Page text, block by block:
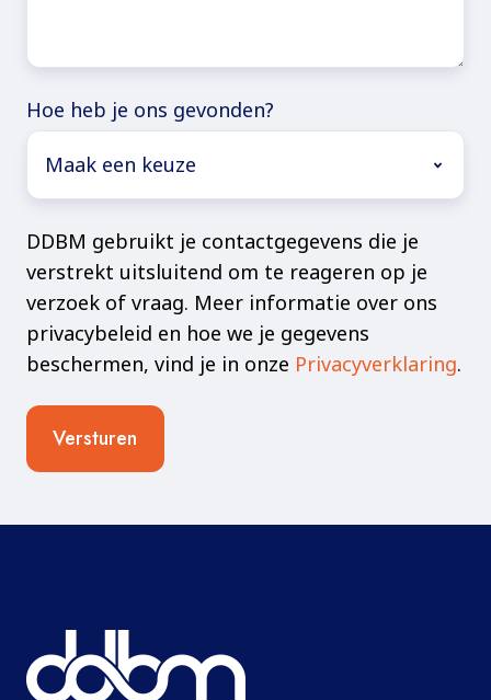
Hoe heb je ons gevonden?
DDBM gebruikt je contactgegevens die je
verstrekt uitsluitend om te reageren op je
verzoek of vraag. Meer informatie over ons
privacybeleid en hoe we je gegevens
beschermen, vind je in onze Privacyverklaring.